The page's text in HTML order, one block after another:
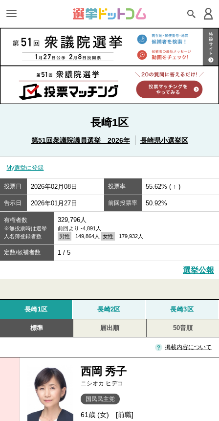
長崎1区
第51回衆議院議員選挙 2026年 長崎県小選挙区
My選挙に登録
投票日 2026年02月08日 投票率 55.62% ( ↑ )
告示日 2026年01月27日 前回投票率 50.92%
有権者数
※無投票時は選挙
人名簿登録者数
329,796人
前回より -4,891人
男性
149,864人 女性 179,932人
定数/候補者数 1 / 5
選挙公報
長崎1区 長崎2区 長崎3区
標準 届出順 50音順
掲載内容について
西岡 秀子
ニシオカ ヒデコ
国民民主党
61歳 (女)
[前職]